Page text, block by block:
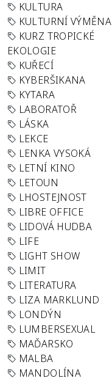
KULTURA
KULTURNÍ VÝMĚNA
KURZ TROPICKÉ
EKOLOGIE
KUŘECÍ
KYBERŠIKANA
KYTARA
LABORATOŘ
LÁSKA
LEKCE
LENKA VYSOKÁ
LETNÍ KINO
LETOUN
LHOSTEJNOST
LIBRE OFFICE
LIDOVÁ HUDBA
LIFE
LIGHT SHOW
LIMIT
LITERATURA
LIZA MARKLUND
LONDÝN
LUMBERSEXUAL
MAĎARSKO
MALBA
MANDOLÍNA